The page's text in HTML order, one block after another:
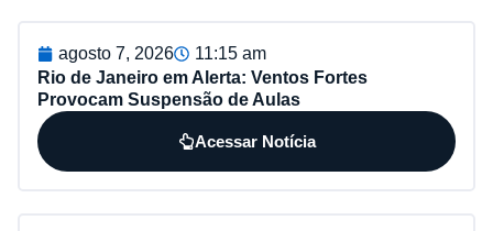
agosto 7, 2026
11:15 am
Rio de Janeiro em Alerta: Ventos Fortes
Provocam Suspensão de Aulas
Acessar Notícia